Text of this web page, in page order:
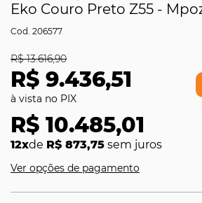
Eko Couro Preto Z55 -
206577
R$ 9.436,51
R$ 13.616,90
R$ 10.485,01
12xde R$ 873,75 sem juros
Ver opções de pagamento